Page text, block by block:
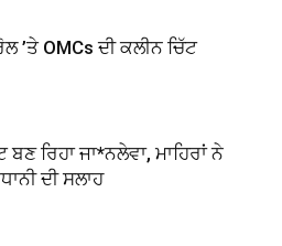
’ਤੇ OMCs ਦੀ ਕਲੀਨ ਚਿੱਟ
ਰਿਹਾ ਜਾ*ਨਲੇਵਾ, ਮਾਹਿਰਾਂ ਨੇ
ਦੀ ਸਲਾਹ